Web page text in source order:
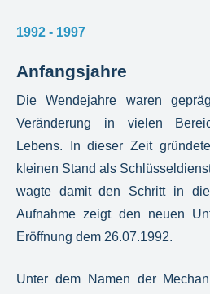
1992 - 1997
Anfangsjahre
Die Wendejahre waren
Veränderung in vielen
Lebens. In dieser Zeit
kleinen Stand als
wagte damit den Schritt in
Aufnahme zeigt den neuen
Eröffnung dem 26.07.1992.
Unter dem Namen der